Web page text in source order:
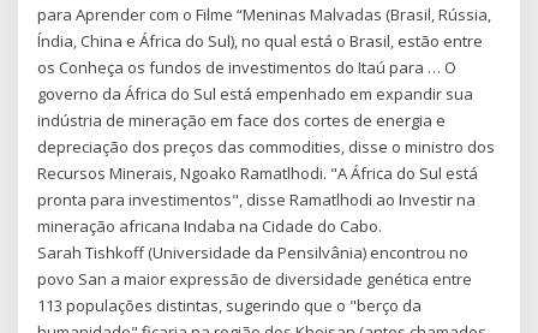
para Aprender com o Filme “Meninas Malvadas (Brasil, Rússia,
Índia, China e África do Sul), no qual está o Brasil, estão entre
os Conheça os fundos de investimentos do Itaú para … O
governo da África do Sul está empenhado em expandir sua
indústria de mineração em face dos cortes de energia e
depreciação dos preços das commodities, disse o ministro dos
Recursos Minerais, Ngoako Ramatlhodi. "A África do Sul está
pronta para investimentos", disse Ramatlhodi ao Investir na
mineração africana Indaba na Cidade do Cabo.
Sarah Tishkoff (Universidade da Pensilvânia) encontrou no
povo San a maior expressão de diversidade genética entre
113 populações distintas, sugerindo que o "berço da